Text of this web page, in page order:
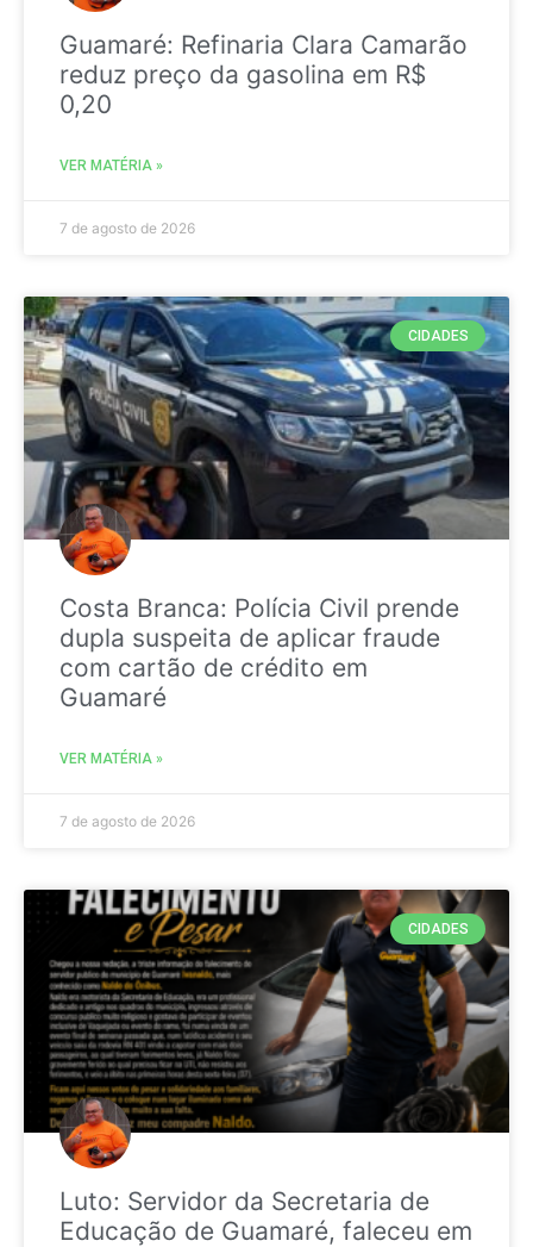
Guamaré: Refinaria Clara Camarão
reduz preço da gasolina em R$
0,20
VER MATÉRIA »
7 de agosto de 2026
CIDADES
Costa Branca: Polícia Civil prende
dupla suspeita de aplicar fraude
com cartão de crédito em
Guamaré
VER MATÉRIA »
7 de agosto de 2026
CIDADES
Luto: Servidor da Secretaria de
Educação de Guamaré, faleceu em